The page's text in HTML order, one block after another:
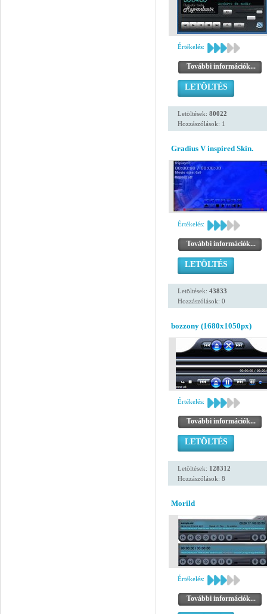
Értékelés:
További információk...
LETÖLTÉS
Letöltések: 80022
Hozzászólások: 1
Gradius V inspired Skin.
Értékelés:
További információk...
LETÖLTÉS
Letöltések: 43833
Hozzászólások: 0
bozzony (1680x1050px)
Értékelés:
További információk...
LETÖLTÉS
Letöltések: 128312
Hozzászólások: 8
Morild
Értékelés:
További információk...